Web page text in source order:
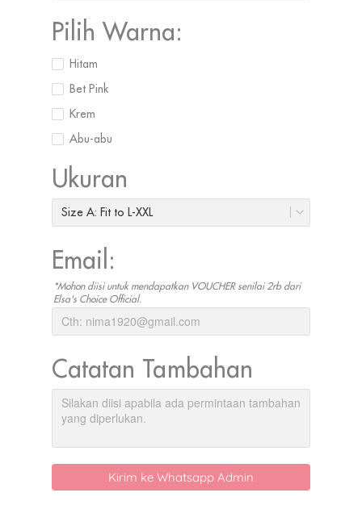
Pilih Warna:
Hitam
Bet Pink
Krem
Abu-abu
Ukuran
Size A: Fit to L-XXL
Email:
*Mohon diisi untuk mendapatkan VOUCHER senilai 2rb dari
Elsa's Choice Official.
Catatan Tambahan
`Kirim ke Whatsapp Admin